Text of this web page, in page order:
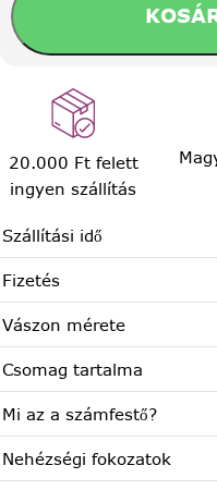
20.000 Ft felett
ingyen szállítás
Szállítási idő
Fizetés
Vászon mérete
Csomag tartalma
Mi az a számfestő?
Nehézségi fokozatok